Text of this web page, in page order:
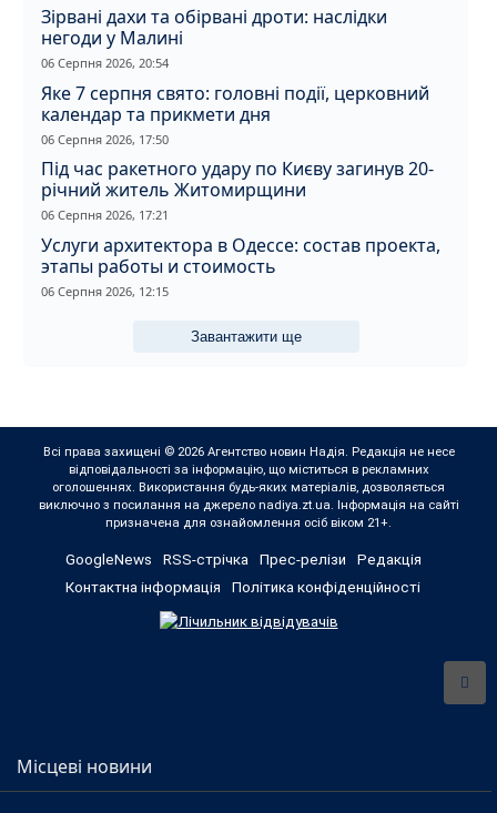
Зірвані дахи та обірвані дроти: наслідки
негоди у Малині
06 Серпня 2026, 20:54
Яке 7 серпня свято: головні події, церковний
календар та прикмети дня
06 Серпня 2026, 17:50
Під час ракетного удару по Києву загинув 20-
річний житель Житомирщини
06 Серпня 2026, 17:21
Услуги архитектора в Одессе: состав проекта,
этапы работы и стоимость
06 Серпня 2026, 12:15
Завантажити ще
Всі права захищені © 2026 Агентство новин Надія. Редакція не несе
відповідальності за інформацію, що міститься в рекламних
оголошеннях. Використання будь-яких матеріалів, дозволяється
виключно з посилання на джерело nadiya.zt.ua. Інформація на сайті
призначена для ознайомлення осіб віком 21+.
GoogleNews RSS-стрічка Прес-релізи
Редакція
Контактна інформація
Політика конфіденційності
Місцеві новини